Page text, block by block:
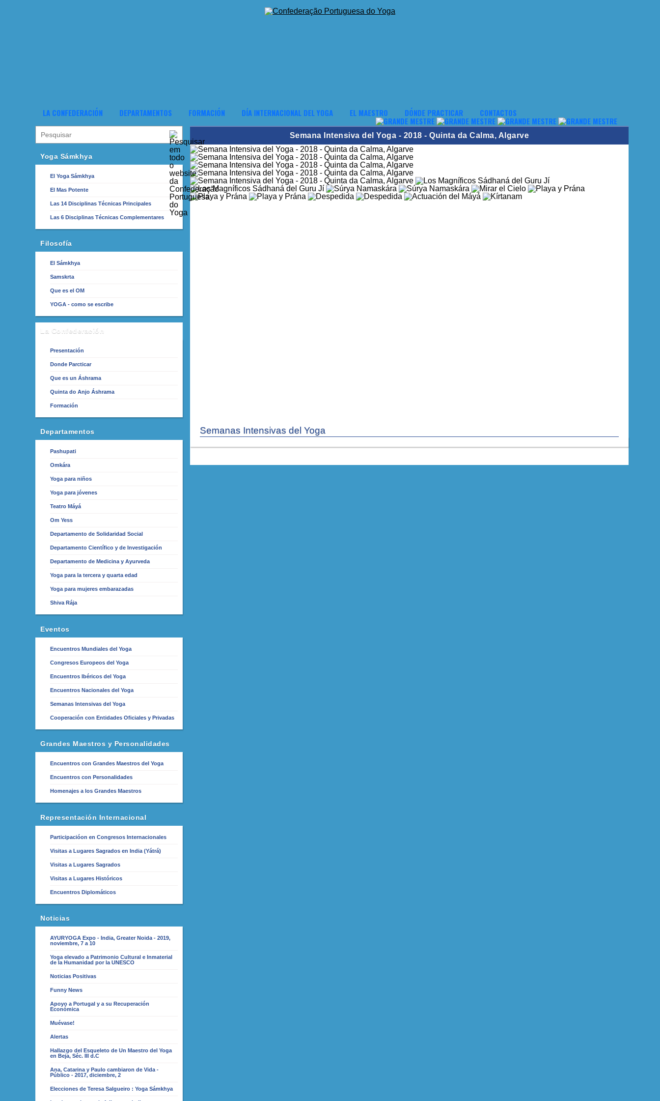
LA CONFEDERACIÓN DEPARTAMENTOS FORMACIÓN DÍA INTERNACIONAL DEL YOGA EL MAESTRO DÓNDE PRACTICAR CONTACTOS
Yoga Sámkhya
El Yoga Sámkhya
El Mas Potente
Las 14 Disciplinas Técnicas Principales
Las 6 Disciplinas Técnicas Complementares
Filosofía
El Sámkhya
Samskrta
Que es el OM
YOGA - como se escribe
La Confederación
Presentación
Donde Parcticar
Que es un Áshrama
Quinta do Anjo Áshrama
Formación
Departamentos
Pashupati
Omkára
Yoga para niños
Yoga para jóvenes
Teatro Máyá
Om Yess
Departamento de Solidaridad Social
Departamento Científico y de Investigación
Departamento de Medicina y Ayurveda
Yoga para la tercera y quarta edad
Yoga para mujeres embarazadas
Shiva Rája
Eventos
Encuentros Mundiales del Yoga
Congresos Europeos del Yoga
Encuentros Ibéricos del Yoga
Encuentros Nacionales del Yoga
Semanas Intensivas del Yoga
Cooperación con Entidades Oficiales y Privadas
Grandes Maestros y Personalidades
Encuentros con Grandes Maestros del Yoga
Encuentros con Personalidades
Homenajes a los Grandes Maestros
Representación Internacional
Participacióon en Congresos Internacionales
Visitas a Lugares Sagrados en India (Yátrá)
Visitas a Lugares Sagrados
Visitas a Lugares Históricos
Encuentros Diplomáticos
Noticias
AYURYOGA Expo - India, Greater Noida - 2019,
noviembre, 7 a 10
Yoga elevado a Patrimonio Cultural e Inmaterial
de la Humanidad por la UNESCO
Noticias Positivas
Funny News
Apoyo a Portugal y a su Recuperación
Económica
Muévase!
Alertas
Hallazgo del Esqueleto de Un Maestro del Yoga
en Beja, Séc. III d.C
Ana, Catarina y Paulo cambiaron de Vida -
Público - 2017, diciembre, 2
Elecciones de Teresa Salgueiro : Yoga Sámkhya
Semana Intensiva del Yoga - 2018 - Quinta da Calma, Algarve
Semanas Intensivas del Yoga